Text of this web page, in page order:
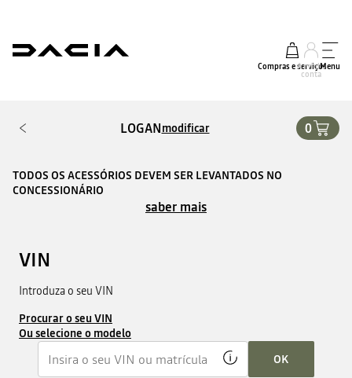
Compras e serviços
A minha
conta
Menu
LOGANmodificar 0
TODOS OS ACESSÓRIOS DEVEM SER LEVANTADOS NO
CONCESSIONÁRIO
saber mais
VIN
Introduza o seu VIN
Procurar o seu VIN
Ou selecione o modelo
OK